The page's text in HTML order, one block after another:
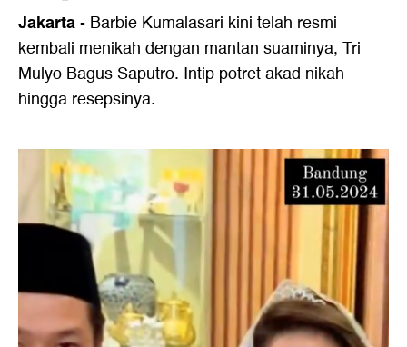
Jakarta- Barbie Kumalasari kini telah resmi
kembali menikah dengan mantan suaminya, Tri
Mulyo Bagus Saputro. Intip potret akad nikah
hingga resepsinya.